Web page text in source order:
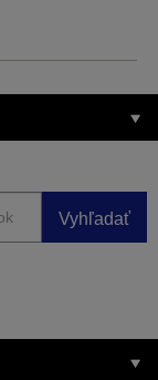
Vyhľadať